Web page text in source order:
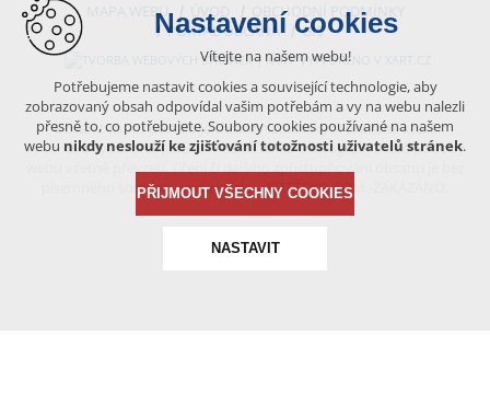
MAPA WEBU
ÚVOD
OBCHODNÍ PODMÍNKY
PORTÁL OBČANA
GIS
VYTVOŘENO V XART.CZ
Obsah tohoto portálu je chráněn autorským právem, které
vykonává vydavatel. Jakékoliv užití článků a fotografií z této podoby
písemného souhlasu vydavatele – BÍTEŠSKO.COM -ZAKÁZÁNO.
Nastavení cookies
Vítejte na našem webu!
Potřebujeme nastavit cookies a související technologie, aby
zobrazovaný obsah odpovídal vašim potřebám a vy na webu nalezli
přesně to, co potřebujete. Soubory cookies používané na našem
webu nikdy neslouží ke zjišťování totožnosti uživatelů stránek.
PŘIJMOUT VŠECHNY COOKIES
NASTAVIT